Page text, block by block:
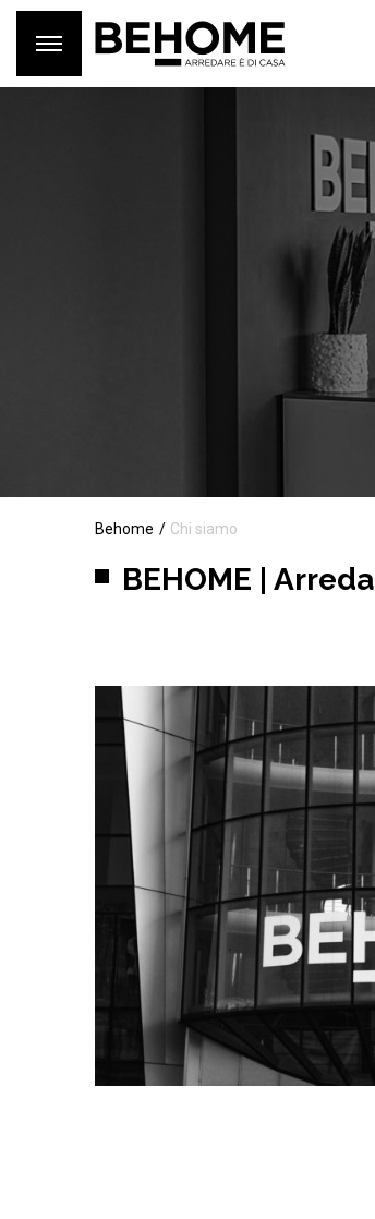
Behome Chi siamo
BEHOME |